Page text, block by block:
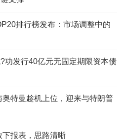
排行榜发布：市场调整中的
功发行40亿元无固定期限资本债
特曼趁机上位，迎来与特朗普
下报表，思路清晰